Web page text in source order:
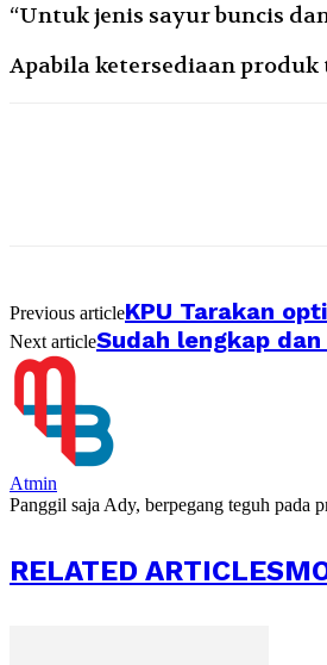
“Untuk jenis sayur buncis
Apabila ketersediaan
Previous articleKPU Tarakan
Next articleSudah lengkap
Atmin
Panggil saja Ady, berpegang teguh pada
RELATED ARTICLES